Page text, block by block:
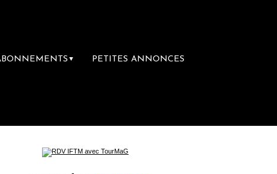
▼ PETITES ANNONCES
librairie du voyage